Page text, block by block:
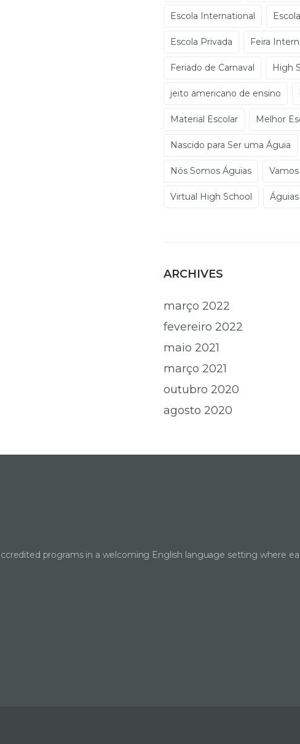
Escola International
Escola Privada Feira
Feriado de Carnaval High
jeito americano de ensino
Material Escolar Melhor
Nascido para Ser uma Águia
Nós Somos Águias
Virtual High School
ARCHIVES
março 2022
fevereiro 2022
maio 2021
março 2021
outubro 2020
agosto 2020
programs in a welcoming English language setting where